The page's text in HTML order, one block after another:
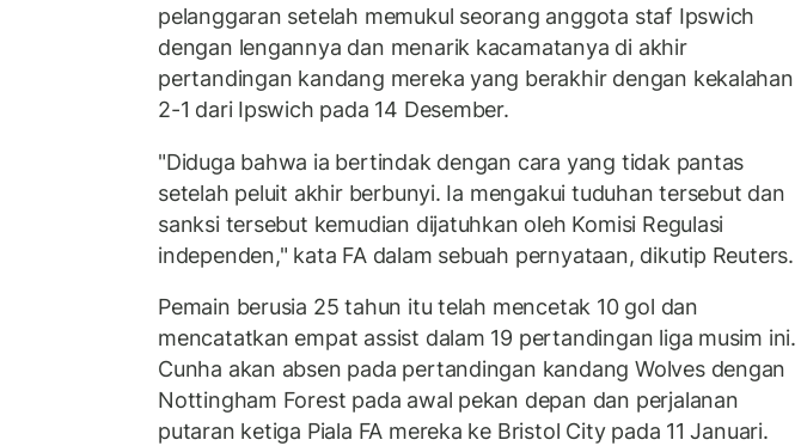
pelanggaran setelah memukul seorang anggota staf Ipswich
dengan lengannya dan menarik kacamatanya di akhir
pertandingan kandang mereka yang berakhir dengan kekalahan
2-1 dari Ipswich pada 14 Desember.
"Diduga bahwa ia bertindak dengan cara yang tidak pantas
setelah peluit akhir berbunyi. Ia mengakui tuduhan tersebut dan
sanksi tersebut kemudian dijatuhkan oleh Komisi Regulasi
independen," kata FA dalam sebuah pernyataan, dikutip Reuters.
Pemain berusia 25 tahun itu telah mencetak 10 gol dan
mencatatkan empat assist dalam 19 pertandingan liga musim ini.
Cunha akan absen pada pertandingan kandang Wolves dengan
Nottingham Forest pada awal pekan depan dan perjalanan
putaran ketiga Piala FA mereka ke Bristol City pada 11 Januari.